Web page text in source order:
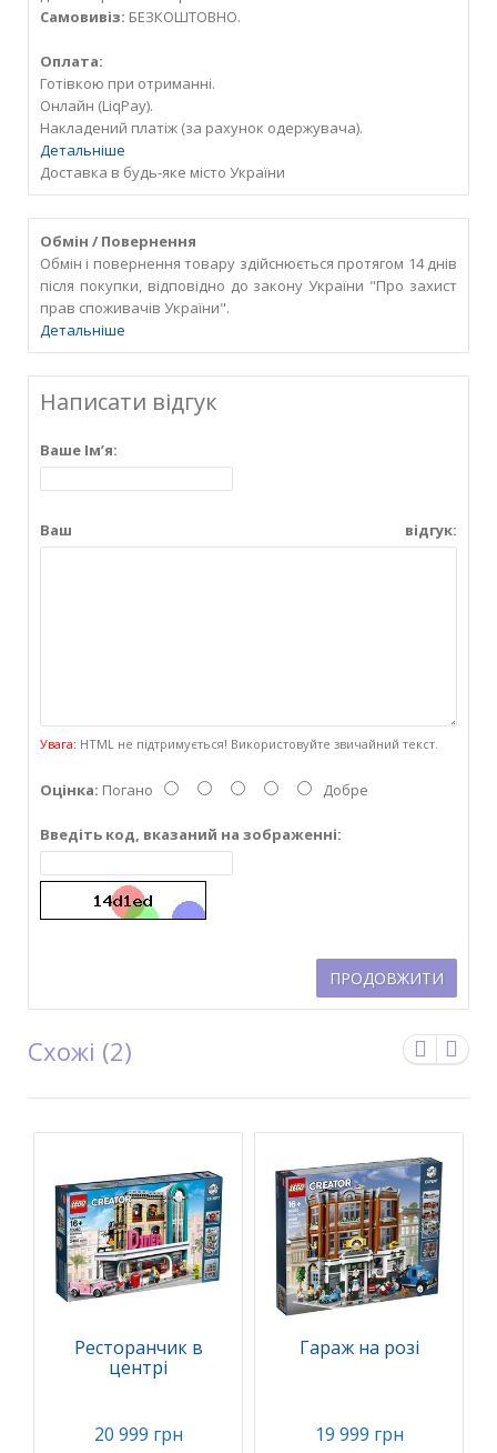
Самовивіз: БЕЗКОШТОВНО.
Оплата:
Готівкою при отриманні.
Онлайн (LiqPay).
Накладений платіж (за рахунок одержувача).
Детальніше
Доставка в будь-яке місто України
Обмін / Повернення
Обмін і повернення товару здійснюється протягом 14 днів
після покупки, відповідно до закону України "Про захист
прав споживачів України".
Детальніше
Написати відгук
Ваше Ім’я:
Ваш відгук:
Увага: HTML не підтримується! Використовуйте звичайний текст.
Оцінка: Погано Добре
Введіть код, вказаний на зображенні:
ПРОДОВЖИТИ
Схожі (2)
Ресторанчик в
центрі
20 999 грн
Гараж на розі
19 999 грн